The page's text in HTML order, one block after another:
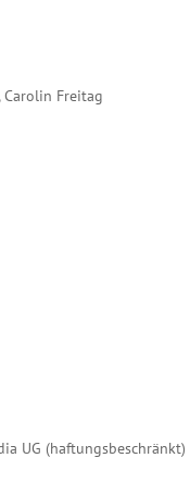
Freitag
UG (haftungsbeschränkt)